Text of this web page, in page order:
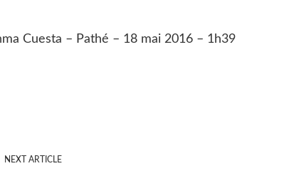
Cuesta – Pathé – 18 mai 2016 – 1h39
NEXT ARTICLE